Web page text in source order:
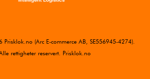
(Arc E-commerce AB, SE556945-4274).
rettigheter reservert. Prisklok.no